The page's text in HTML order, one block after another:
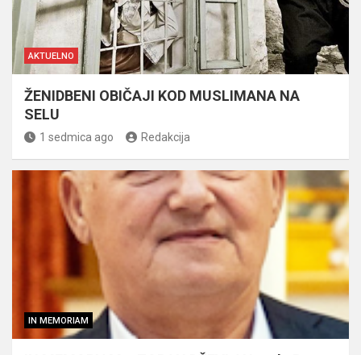
AKTUELNO
ŽENIDBENI OBIČAJI KOD MUSLIMANA NA
SELU
1 sedmica ago Redakcija
IN MEMORIAM